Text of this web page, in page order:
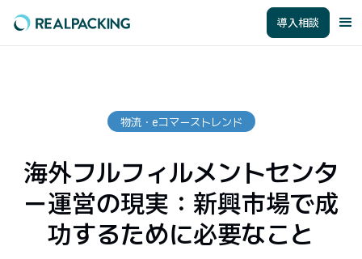
導入相談
物流・eコマーストレンド
海外フルフィルメントセンタ
ー運営の現実：新興市場で成
功するために必要なこと